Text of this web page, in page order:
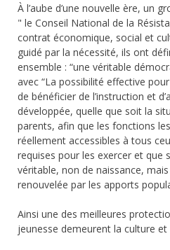
À l’aube d’une nouvelle ère, un
" le Conseil National de la
contrat économique, social et
guidé par la nécessité, ils ont
ensemble : “une véritable
avec “La possibilité effective
de bénéficier de l’instruction et
développée, quelle que soit la
parents, afin que les fonctions
réellement accessibles à tous
requises pour les exercer et que
véritable, non de naissance,
renouvelée par les apports
Ainsi une des meilleures
jeunesse demeurent la culture et